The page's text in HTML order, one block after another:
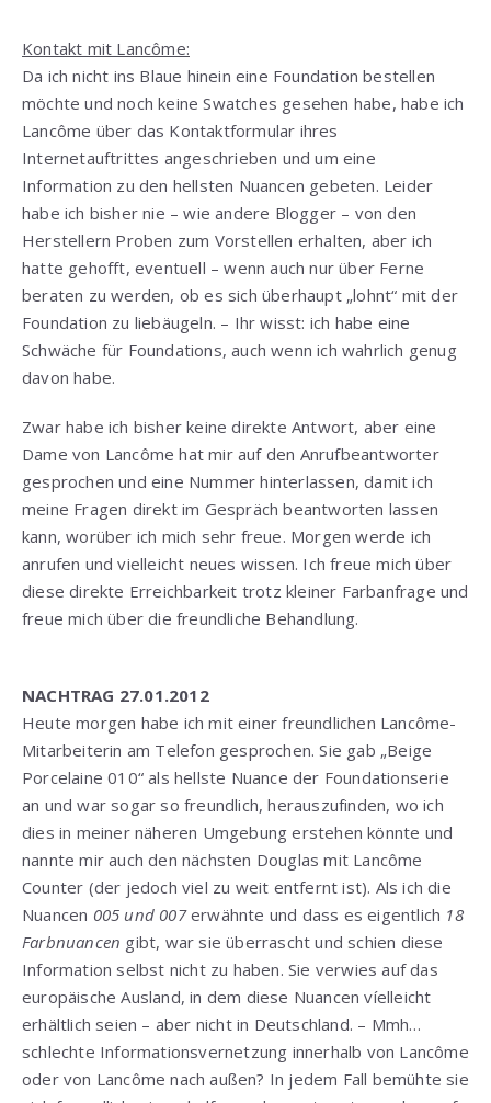
Kontakt mit Lancôme:
Da ich nicht ins Blaue hinein eine Foundation bestellen
möchte und noch keine Swatches gesehen habe, habe ich
Lancôme über das Kontaktformular ihres
Internetauftrittes angeschrieben und um eine
Information zu den hellsten Nuancen gebeten. Leider
habe ich bisher nie – wie andere Blogger – von den
Herstellern Proben zum Vorstellen erhalten, aber ich
hatte gehofft, eventuell – wenn auch nur über Ferne
beraten zu werden, ob es sich überhaupt „lohnt“ mit der
Foundation zu liebäugeln. – Ihr wisst: ich habe eine
Schwäche für Foundations, auch wenn ich wahrlich genug
davon habe.
Zwar habe ich bisher keine direkte Antwort, aber eine
Dame von Lancôme hat mir auf den Anrufbeantworter
gesprochen und eine Nummer hinterlassen, damit ich
meine Fragen direkt im Gespräch beantworten lassen
kann, worüber ich mich sehr freue. Morgen werde ich
anrufen und vielleicht neues wissen. Ich freue mich über
diese direkte Erreichbarkeit trotz kleiner Farbanfrage und
freue mich über die freundliche Behandlung.
NACHTRAG 27.01.2012
Heute morgen habe ich mit einer freundlichen Lancôme-
Mitarbeiterin am Telefon gesprochen. Sie gab „Beige
Porcelaine 010“ als hellste Nuance der Foundationserie
an und war sogar so freundlich, herauszufinden, wo ich
dies in meiner näheren Umgebung erstehen könnte und
nannte mir auch den nächsten Douglas mit Lancôme
Counter (der jedoch viel zu weit entfernt ist). Als ich die
Nuancen 005 und 007erwähnte und dass es eigentlich 18
Farbnuancen gibt, war sie überrascht und schien diese
Information selbst nicht zu haben. Sie verwies auf das
europäische Ausland, in dem diese Nuancen víelleicht
erhältlich seien – aber nicht in Deutschland. – Mmh…
schlechte Informationsvernetzung innerhalb von Lancôme
oder von Lancôme nach außen? In jedem Fall bemühte sie